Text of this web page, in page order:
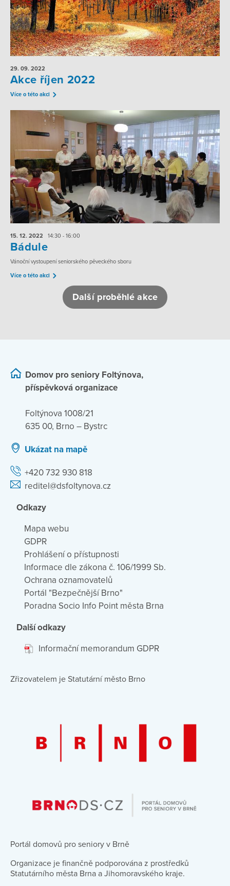
29. 09. 2022
Akce říjen 2022
Více o této akci
15. 12. 2022 14:30 - 16:00
Bádule
Vánoční vystoupení seniorského pěveckého sboru
Více o této akci
Další proběhlé akce
Domov pro seniory Foltýnova,
příspěvková organizace
Foltýnova 1008/21
635 00, Brno – Bystrc
Ukázat na mapě
+420 732 930 818
reditel@dsfoltynova.cz
Odkazy
Mapa webu
GDPR
Prohlášení o přístupnosti
Informace dle zákona č. 106/1999 Sb.
Ochrana oznamovatelů
Portál "Bezpečnější Brno"
Poradna Socio Info Point města Brna
Další odkazy
Informační memorandum GDPR
Zřizovatelem je Statutární město Brno
Portál domovů pro seniory v Brně
Organizace je finančně podporována z prostředků
Statutárního města Brna a Jihomoravského kraje.